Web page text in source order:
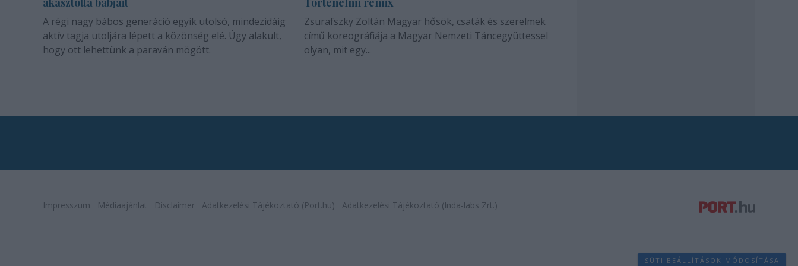
A régi nagy bábos generáció egyik utolsó, mindezidáig
aktív tagja utoljára lépett a közönség elé. Úgy alakult,
hogy ott lehettünk a paraván mögött.
Zsurafszky Zoltán Magyar hősök, csaták és szerelmek
című koreográfiája a Magyar Nemzeti Táncegyüttessel
olyan, mit egy...
Impresszum Médiaajánlat Disclaimer Adatkezelési Tájékoztató (Port.hu) Adatkezelési Tájékoztató (Inda-labs Zrt.)
SÜTI BEÁLLÍTÁSOK MÓDOSÍTÁSA